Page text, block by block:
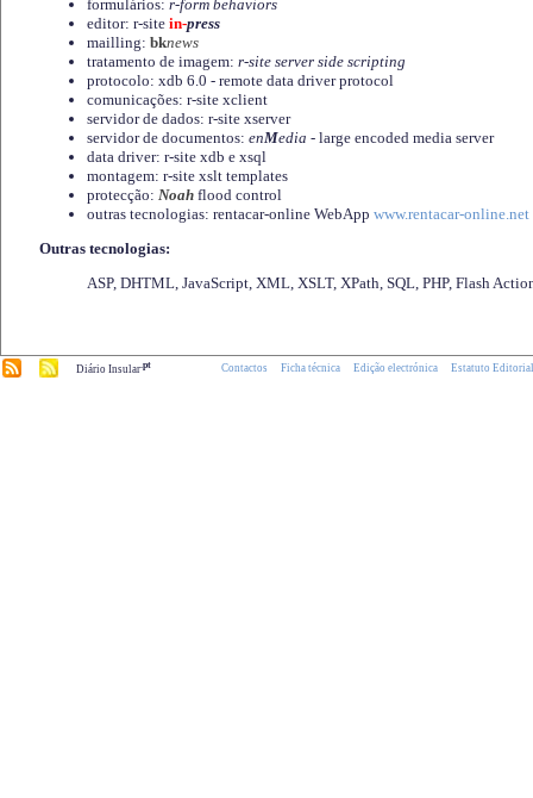
formulários: r-form behaviors
editor: r-site in-press
mailling: bknews
tratamento de imagem: r-site server side scripting
protocolo: xdb 6.0 - remote data driver protocol
comunicações: r-site xclient
servidor de dados: r-site xserver
servidor de documentos: enMedia - large encoded media server
data driver: r-site xdb e xsql
montagem: r-site xslt templates
protecção: Noah flood control
outras tecnologias: rentacar-online WebApp www.rentacar-online.net
Outras tecnologias:
ASP, DHTML, JavaScript, XML, XSLT, XPath, SQL, PHP, Flash
Diário Insular.pt Contactos Ficha técnica Edição electrónica Estatuto Editorial